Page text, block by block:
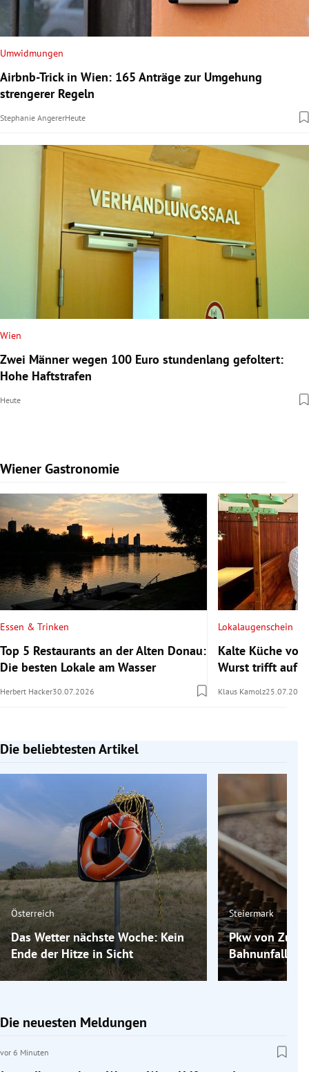
Umwidmungen
Airbnb-Trick in Wien: 165 Anträge zur Umgehung
strengerer Regeln
Stephanie AngererHeute
Wien
Zwei Männer wegen 100 Euro stundenlang gefoltert:
Hohe Haftstrafen
Heute
Wiener Gastronomie
Slide 1 von 15
Essen & Trinken
Top 5 Restaurants an der Alten Donau:
Die besten Lokale am Wasser
Herbert Hacker30.07.2026
Lokalaugenschein
Kalte Küche
Wurst trifft auf
Klaus Kamolz25.07.2026
Die beliebtesten Artikel
Slide 1 von 7
Österreich
Das Wetter nächste Woche: Kein
Ende der Hitze in Sicht
Steiermark
Pkw von Zug
Bahnunfall
Die neuesten Meldungen
vor 6 Minuten